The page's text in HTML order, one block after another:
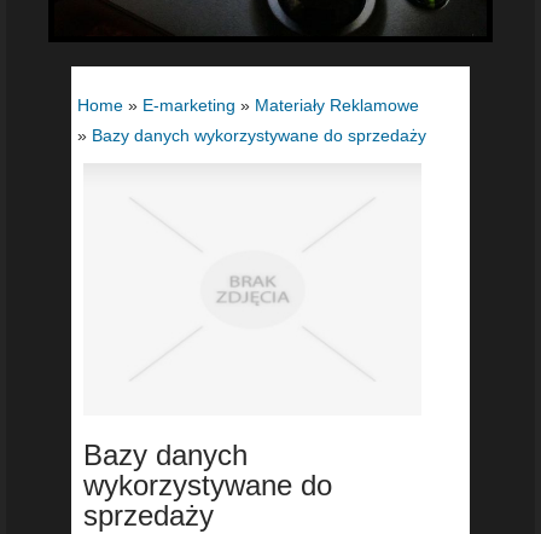
Home » E-marketing » Materiały Reklamowe
» Bazy danych wykorzystywane do sprzedaży
Bazy danych
wykorzystywane do
sprzedaży